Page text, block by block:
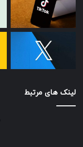
لینک های مرتبط